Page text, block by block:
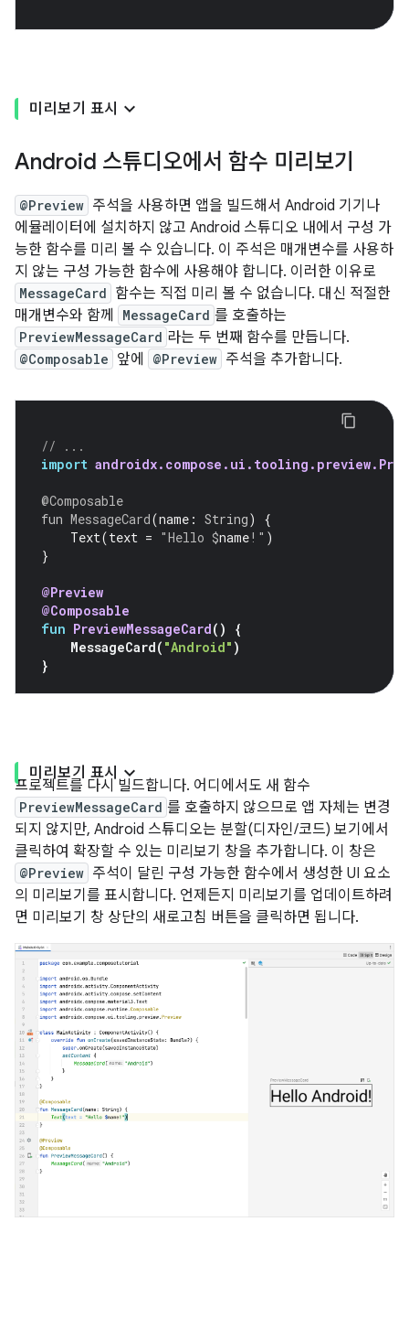
미리보기 표시
Android 스튜디오에서 함수 미리보기
@Preview 주석을 사용하면 앱을 빌드해서 Android 기기나
에뮬레이터에 설치하지 않고 Android 스튜디오 내에서 구성 가
능한 함수를 미리 볼 수 있습니다. 이 주석은 매개변수를 사용하
지 않는 구성 가능한 함수에 사용해야 합니다. 이러한 이유로
MessageCard 함수는 직접 미리 볼 수 없습니다. 대신 적절한
매개변수와 함께
MessageCard 를 호출하는
PreviewMessageCard 라는 두 번째 함수를 만듭니다.
@Composable 앞에 @Preview 주석을 추가합니다.
// ...
import
@Composable
fun MessageCard(name : String)
{
Text(text = "Hello $name!" )
}
@Preview
@Composable
fun PreviewMessageCard()
{
MessageCard( "Android" )
}
미리보기 표시
프로젝트를 다시 빌드합니다. 어디에서도 새 함수
PreviewMessageCard 를 호출하지 않으므로 앱 자체는 변경
되지 않지만, Android 스튜디오는 분할(디자인/코드) 보기에서
클릭하여 확장할 수 있는 미리보기 창을 추가합니다. 이 창은
@Preview 주석이 달린 구성 가능한 함수에서 생성한 UI 요소
의 미리보기를 표시합니다. 언제든지 미리보기를 업데이트하려
면 미리보기 창 상단의 새로고침 버튼을 클릭하면 됩니다.